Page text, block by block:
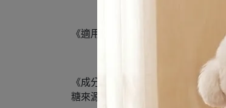
《適用對象》2至12月齡法國鬥牛幼
《成分》米、脫水禽肉蛋白、小麥
糖來源)、水解甲殼素(葡萄糖胺來